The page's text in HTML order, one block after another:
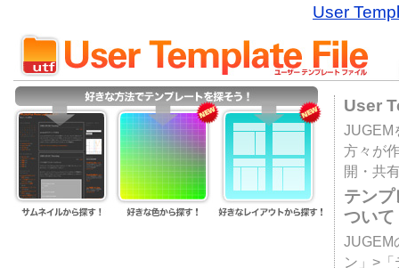
User
User
JUGEM
方々が
開・共
テン
ついて
JUGEM
ン」>